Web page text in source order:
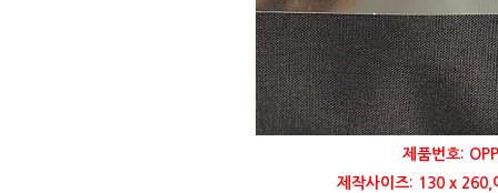
제품번호:
제작사이즈: 130 x 260,